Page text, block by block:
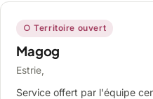
○ Territoire ouvert
Magog
Estrie,
Service offert par l'équipe